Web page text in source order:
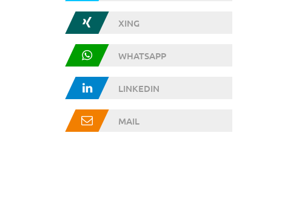
XING
WHATSAPP
LINKEDIN
MAIL